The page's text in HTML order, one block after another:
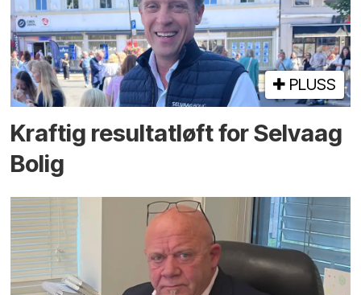
PLUSS
Kraftig resultatløft for Selvaag
Bolig